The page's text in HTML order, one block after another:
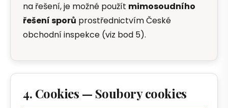
na řešení, je možné použít mimosoudního
řešení sporů prostřednictvím České
obchodní inspekce (viz bod 5).
4. Cookies — Soubory cookies